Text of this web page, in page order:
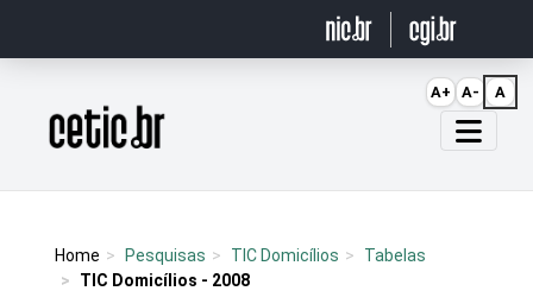
Página inicial
Home Pesquisas TIC Domicílios
Tabelas
TIC Domicílios - 2008
A+ A- A